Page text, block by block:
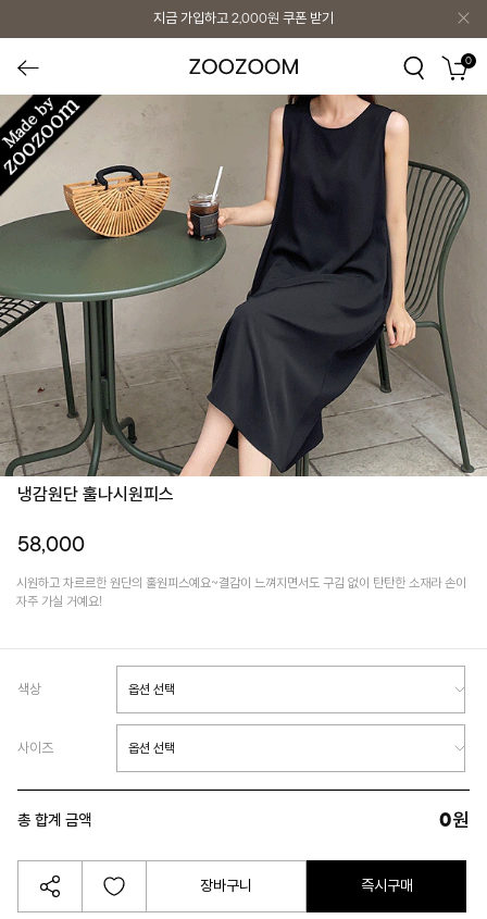
지금 가입하고 2,000원 쿠폰 받기
0
냉감원단 훌나시원피스
58,000
시원하고 차르르한 원단의 훌원피스예요~결감이 느껴지면서도 구김 없이 탄탄한 소재라 손이
자주 가실 거예요!
색상
사이즈
총 합계 금액 0원
장바구니 즉시구매